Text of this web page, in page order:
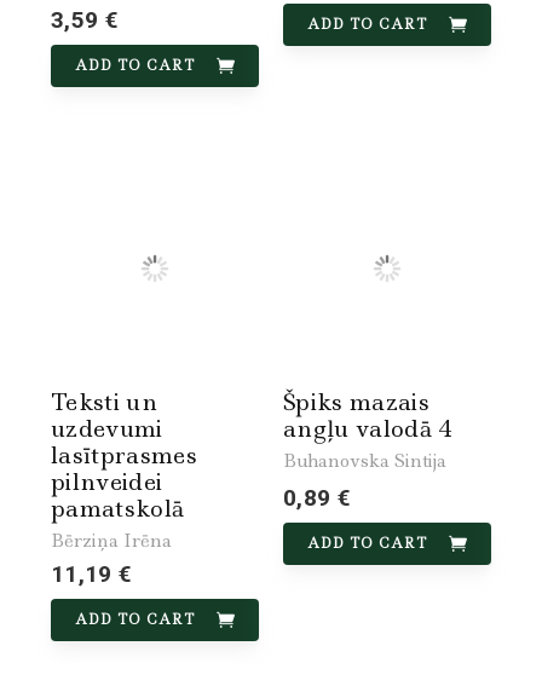
3,59 €
ADD TO CART
ADD TO CART
Teksti un
uzdevumi
lasītprasmes
pilnveidei
pamatskolā
Bērziņa Irēna
11,19 €
ADD TO CART
Špiks mazais
angļu valodā 4
Buhanovska Sintija
0,89 €
ADD TO CART